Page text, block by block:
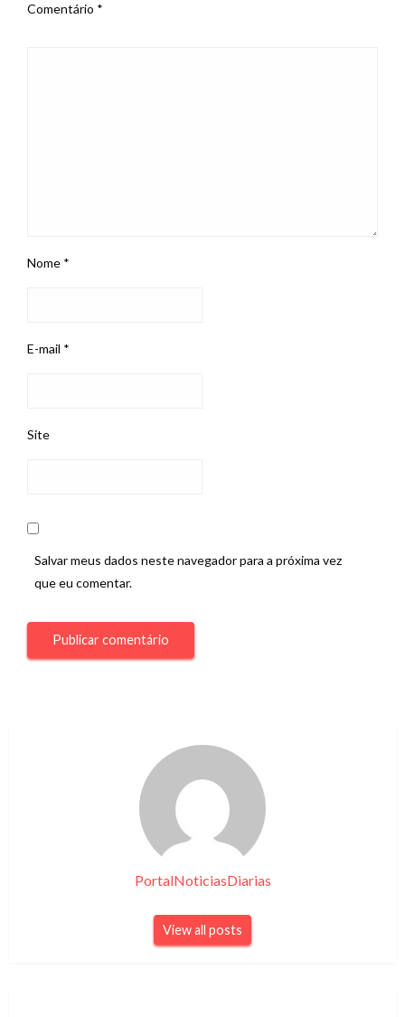
Comentário *
Nome *
E-mail *
Site
Salvar meus dados neste navegador para a próxima vez
que eu comentar.
PortalNoticiasDiarias
View all posts